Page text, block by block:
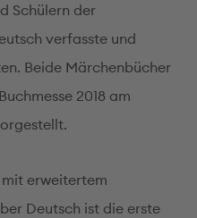
Schülern der
verfasste und
Beide Märchenbücher
2018 am
mit erweitertem
Deutsch ist die erste